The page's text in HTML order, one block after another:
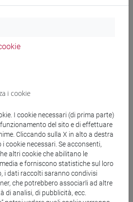
i cookie
I cookie necessari (di prima parte)
del sito e di effettuare
Cliccando sulla X in alto a destra
cookie necessari. Se acconsenti,
altri cookie che abilitano le
e forniscono statistiche sul loro
i dati raccolti saranno condivisi
che potrebbero associarli ad altre
di analisi, di pubblicità, ecc.